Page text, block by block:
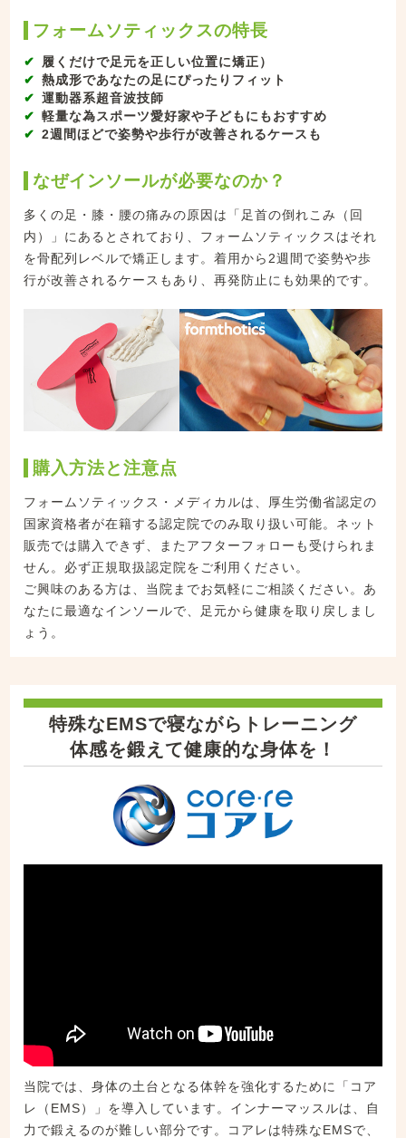
フォームソティックスの特長
履くだけで足元を正しい位置に矯正）
熱成形であなたの足にぴったりフィット
運動器系超音波技師
軽量な為スポーツ愛好家や子どもにもおすすめ
2週間ほどで姿勢や歩行が改善されるケースも
なぜインソールが必要なのか？
多くの足・膝・腰の痛みの原因は「足首の倒れこみ（回
内）」にあるとされており、フォームソティックスはそれ
を骨配列レベルで矯正します。着用から2週間で姿勢や歩
行が改善されるケースもあり、再発防止にも効果的です。
購入方法と注意点
フォームソティックス・メディカルは、厚生労働省認定の
国家資格者が在籍する認定院でのみ取り扱い可能。ネット
販売では購入できず、またアフターフォローも受けられま
せん。必ず正規取扱認定院をご利用ください。
ご興味のある方は、当院までお気軽にご相談ください。あ
なたに最適なインソールで、足元から健康を取り戻しまし
ょう。
特殊なEMSで寝ながらトレーニング
体感を鍛えて健康的な身体を！
当院では、身体の土台となる体幹を強化するために「コア
レ（EMS）」を導入しています。インナーマッスルは、自
力で鍛えるのが難しい部分です。コアレは特殊なEMSで、